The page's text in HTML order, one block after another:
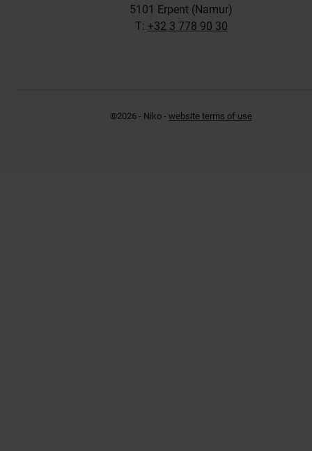
5101 Erpent (Namur)
T: +32 3 778 90 30
©2026 - Niko - website terms of use